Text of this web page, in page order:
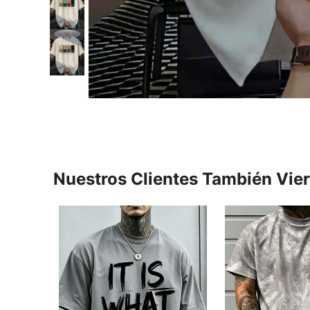
Nuestros Clientes También